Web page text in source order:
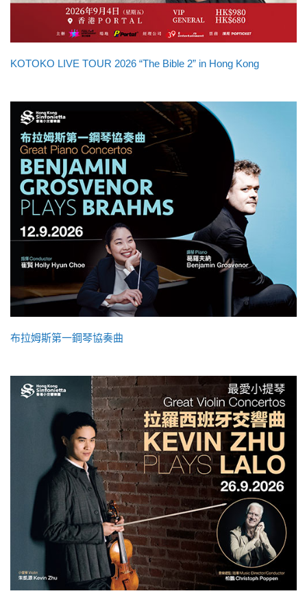
KOTOKO LIVE TOUR 2026 “The Bible 2” in Hong Kong
布拉姆斯第一鋼琴協奏曲